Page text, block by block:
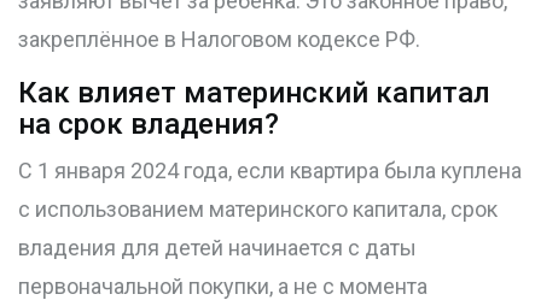
закреплённое в Налоговом кодексе РФ.
Как влияет материнский капитал
на срок владения?
С 1 января 2024 года, если квартира была куплена
с использованием материнского капитала, срок
владения для детей начинается с даты
первоначальной покупки, а не с момента